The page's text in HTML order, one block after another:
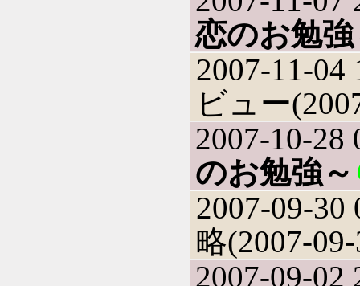
恋のお勉
2007-11-04
ビュー
2007-10-28
のお勉強～
2007-09-30
略(2007-
2007-09-02